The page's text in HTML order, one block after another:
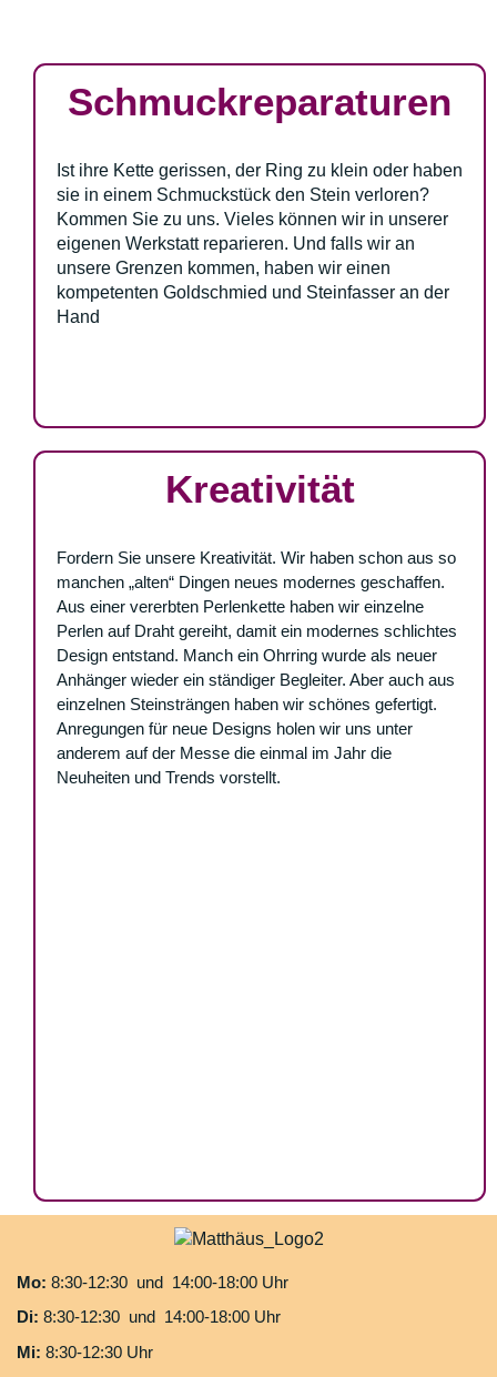
Schmuckreparaturen
Ist ihre Kette gerissen, der Ring zu klein oder haben
sie in einem Schmuckstück den Stein verloren?
Kommen Sie zu uns. Vieles können wir in unserer
eigenen Werkstatt reparieren. Und falls wir an
unsere Grenzen kommen, haben wir einen
kompetenten Goldschmied und Steinfasser an der
Hand
Kreativität
Fordern Sie unsere Kreativität. Wir haben schon aus so
manchen „alten“ Dingen neues modernes geschaffen.
Aus einer vererbten Perlenkette haben wir einzelne
Perlen auf Draht gereiht, damit ein modernes schlichtes
Design entstand. Manch ein Ohrring wurde als neuer
Anhänger wieder ein ständiger Begleiter. Aber auch aus
einzelnen Steinsträngen haben wir schönes gefertigt.
Anregungen für neue Designs holen wir uns unter
anderem auf der Messe die einmal im Jahr die
Neuheiten und Trends vorstellt.
Mo: 8:30-12:30 und 14:00-18:00 Uhr
Di: 8:30-12:30 und 14:00-18:00 Uhr
Mi: 8:30-12:30 Uhr